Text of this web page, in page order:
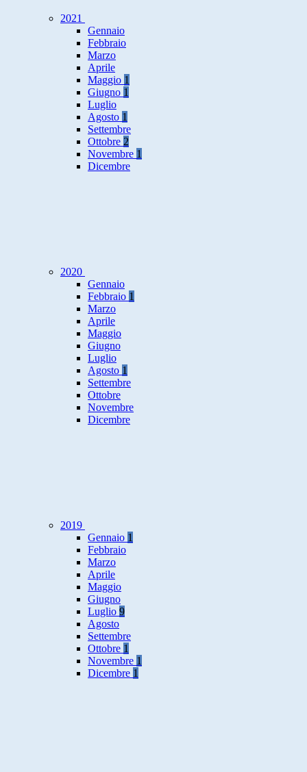
2021
Gennaio
Febbraio
Marzo
Aprile
Maggio 1
Giugno 1
Luglio
Agosto 1
Settembre
Ottobre 2
Novembre 1
Dicembre
2020
Gennaio
Febbraio 1
Marzo
Aprile
Maggio
Giugno
Luglio
Agosto 1
Settembre
Ottobre
Novembre
Dicembre
2019
Gennaio 1
Febbraio
Marzo
Aprile
Maggio
Giugno
Luglio 9
Agosto
Settembre
Ottobre 1
Novembre 1
Dicembre 1